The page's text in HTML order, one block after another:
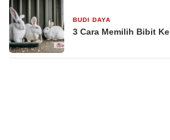
BUDI DAYA
3 Cara Memilih Bibit